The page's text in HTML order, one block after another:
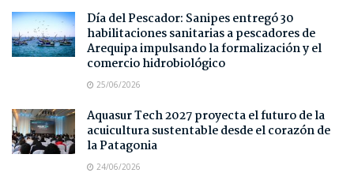
Día del Pescador: Sanipes entregó 30
habilitaciones sanitarias a pescadores de
Arequipa impulsando la formalización y el
comercio hidrobiológico
25/06/2026
Aquasur Tech 2027 proyecta el futuro de la
acuicultura sustentable desde el corazón de
la Patagonia
24/06/2026